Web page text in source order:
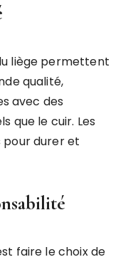
liège permettent
qualité,
avec des
que le cuir. Les
pour durer et
faire le choix de